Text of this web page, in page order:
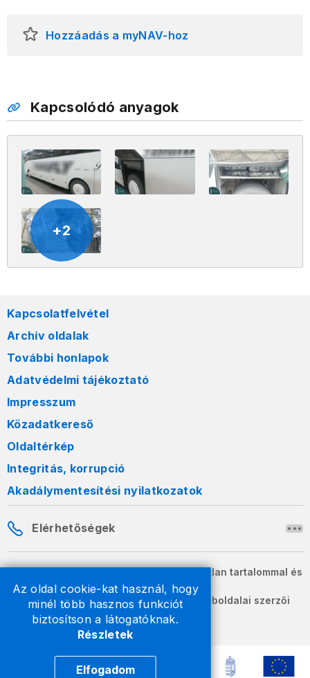
Az oldal cookie-kat használ, hogy
minél több hasznos funkciót
biztosítson a látogatóknak.
Részletek
Elfogadom
Hozzáadás a myNAV-hoz
Kapcsolódó anyagok
+2
Kapcsolatfelvétel
Archív oldalak
További honlapok
Adatvédelmi tájékoztató
Impresszum
Közadatkereső
Oldaltérkép
Integritás, korrupció
Akadálymentesítési nyilatkozatok
Elérhetőségek
A honlapon szereplő információk változatlan tartalommal és
formában szabadon terjeszthetők.
2026 © A Nemzeti Adó- és Vámhivatal weboldalai szerzői
jogvédelem alatt állnak.